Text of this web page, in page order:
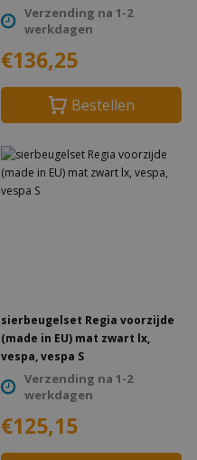
Verzending na 1-2
werkdagen
€136,25
Bestellen
sierbeugelset Regia voorzijde
(made in EU) mat zwart lx,
vespa, vespa S
Verzending na 1-2
werkdagen
€125,15